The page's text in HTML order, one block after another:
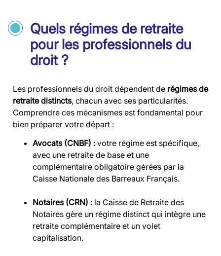
Quels régimes de retraite
pour les professionnels du
droit ?
Les professionnels du droit dépendent de régimes de
retraite distincts, chacun avec ses particularités.
Comprendre ces mécanismes est fondamental pour
bien préparer votre départ :
Avocats (CNBF) : votre régime est spécifique,
avec une retraite de base et une
complémentaire obligatoire gérées par la
Caisse Nationale des Barreaux Français.
Notaires (CRN) : la Caisse de Retraite des
Notaires gère un régime distinct qui intègre une
retraite complémentaire et un volet
capitalisation.